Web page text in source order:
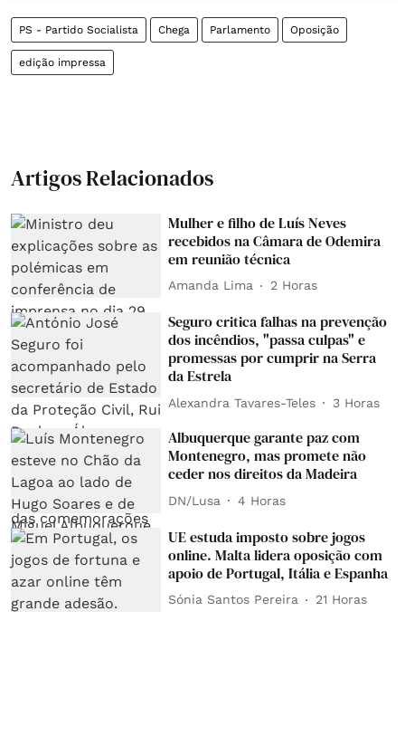
PS - Partido Socialista Chega Parlamento Oposição
edição impressa
Artigos Relacionados
Mulher e filho de Luís Neves
recebidos na Câmara de Odemira
em reunião técnica
Amanda Lima 2 Horas
Seguro critica falhas na prevenção
dos incêndios, "passa culpas" e
promessas por cumprir na Serra
da Estrela
Alexandra Tavares-Teles 3 Horas
Albuquerque garante paz com
Montenegro, mas promete não
ceder nos direitos da Madeira
DN/Lusa 4 Horas
UE estuda imposto sobre jogos
online. Malta lidera oposição com
apoio de Portugal, Itália e Espanha
Sónia Santos Pereira 21 Horas